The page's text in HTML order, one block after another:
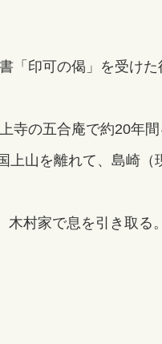
印可の偈」を受けた
寺の五合庵で約20年間
山を離れて、島崎
村家で息を引き取る